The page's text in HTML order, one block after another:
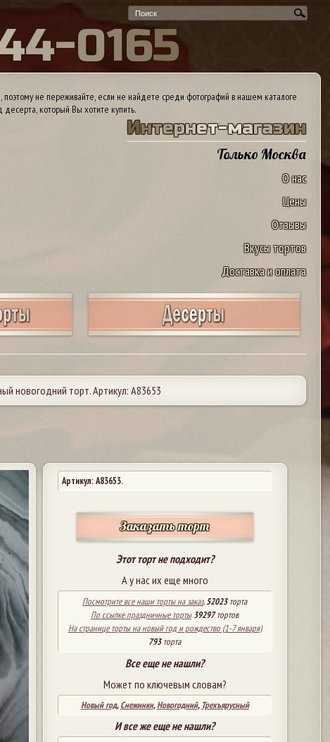
4-0165
не переживайте, если не найдете среди фотографий в нашем каталоге
который Вы хотите купить.
Интернет-магазин
Только Москва
О нас
Цены
Отзывы
Вкусы тортов
Доставка и оплата
новогодний торт. Артикул: А83653
Артикул: A83653.
Заказать торт
Этот торт не подходит?
А у нас их еще много
Посмотрите все наши торты на заказ.52023торта
По ссылке праздничные торты 39297тортов
На странице торты на новый год и рождество (1-7 января)
793торта
Все еще не нашли?
Может по ключевым словам?
Новый год,Снежинки,Новогодний, Трехъярусный
И все же еще не нашли?